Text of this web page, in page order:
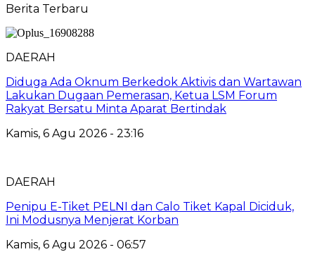
Berita Terbaru
DAERAH
Diduga Ada Oknum Berkedok Aktivis dan Wartawan
Lakukan Dugaan Pemerasan, Ketua LSM Forum
Rakyat Bersatu Minta Aparat Bertindak
Kamis, 6 Agu 2026 - 23:16
DAERAH
Penipu E-Tiket PELNI dan Calo Tiket Kapal Diciduk,
Ini Modusnya Menjerat Korban
Kamis, 6 Agu 2026 - 06:57